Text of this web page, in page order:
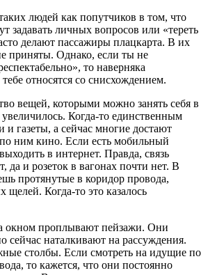
людей как попутчиков в том, что
задавать личных вопросов или «тереть
делают пассажиры плацкарта. В их
приняты. Однако, если ты не
то наверняка
относятся со снисхождением.
вещей, которыми можно занять себя в
увеличилось. Когда-то единственным
газеты, а сейчас многие достают
ним кино. Если есть мобильный
в интернет. Правда, связь
да и розеток в вагонах почти нет. В
протянутые в коридор провода,
щелей. Когда-то это казалось
окном проплывают пейзажи. Они
сейчас наталкивают на рассуждения.
столбы. Если смотреть на идущие по
то кажется, что они постоянно